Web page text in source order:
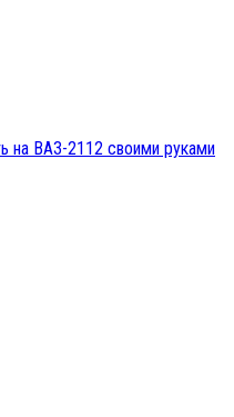
на ВАЗ-2112 своими руками